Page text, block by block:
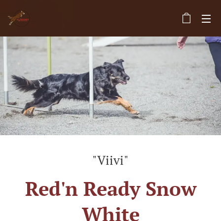
"Viivi"
Red'n Ready Snow
White